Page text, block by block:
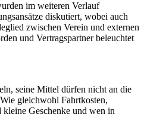
im weiteren Verlauf
diskutiert, wobei auch
zwischen Verein und externen
und Vertragspartner beleuchtet
seine Mittel dürfen nicht an die
gleichwohl Fahrtkosten,
Geschenke und wen in